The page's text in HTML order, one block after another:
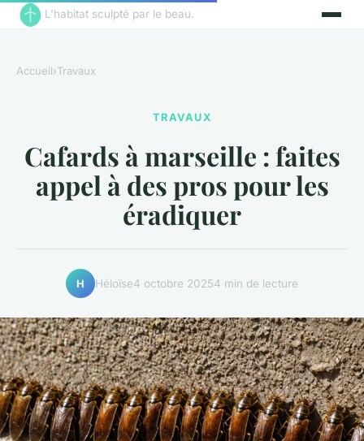
L'habitat sculpté par le beau.
Accueil›Travaux
TRAVAUX
Cafards à marseille : faites
appel à des pros pour les
éradiquer
H Héloïse4 octobre 20254 min de lecture